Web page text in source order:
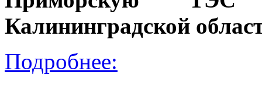
Калининградской
Подробнее: